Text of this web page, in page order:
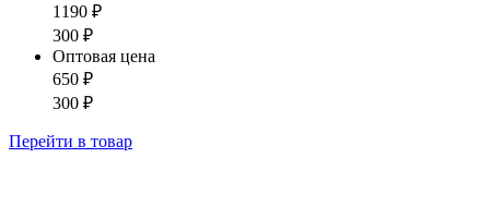
1190 ₽
300 ₽
Оптовая цена
650 ₽
300 ₽
Перейти в товар